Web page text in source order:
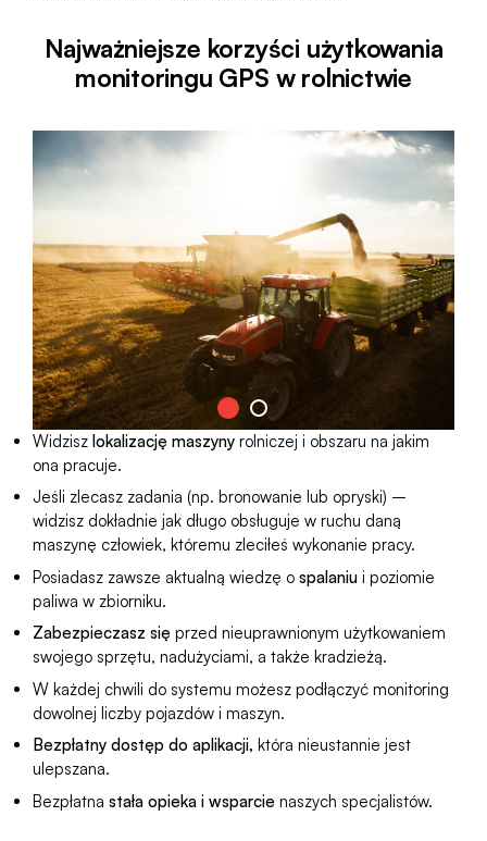
Najważniejsze korzyści użytkowania
monitoringu GPS w rolnictwie
Widzisz lokalizację maszyny rolniczej i obszaru na jakim
ona pracuje.
Jeśli zlecasz zadania (np. bronowanie lub opryski) –
widzisz dokładnie jak długo obsługuje w ruchu daną
maszynę człowiek, któremu zleciłeś wykonanie pracy.
Posiadasz zawsze aktualną wiedzę o spalaniu i poziomie
paliwa w zbiorniku.
Zabezpieczasz się przed nieuprawnionym użytkowaniem
swojego sprzętu, nadużyciami, a także kradzieżą.
W każdej chwili do systemu możesz podłączyć monitoring
dowolnej liczby pojazdów i maszyn.
Bezpłatny dostęp do aplikacji, która nieustannie jest
ulepszana.
Bezpłatna stała opieka i wsparcie naszych specjalistów.